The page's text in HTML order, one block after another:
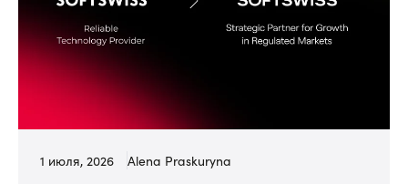
1 июля, 2026 Alena Praskuryna